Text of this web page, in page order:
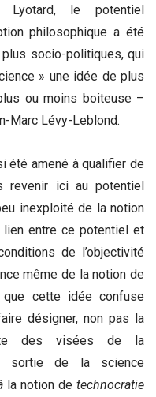
Lyotard, le potentiel
philosophique a été
socio-politiques, qui
» une idée de plus
ou moins boiteuse –
Marc Lévy-Leblond.
amené à qualifier de
revenir ici au potentiel
inexploité de la notion
lien entre ce potentiel et
de l’objectivité
même de la notion de
que cette idée confuse
désigner, non pas la
des visées de la
sortie de la science
la notion detechnocratie